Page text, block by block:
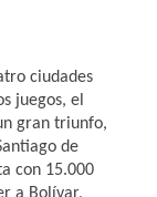
ciudades
juegos, el
gran triunfo,
de
con 15.000